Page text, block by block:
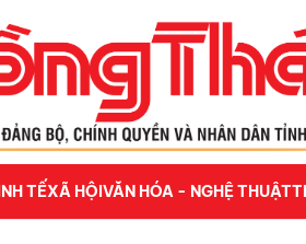
TẾXÃ HỘIVĂN HÓA - NGHỆ THUẬT